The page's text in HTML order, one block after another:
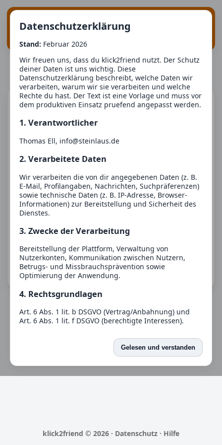
klick2friend
Registrieren
Email
Identität
Alter
Registrieren
Datenschutzerklärung
Stand: Februar 2026
Wir freuen uns, dass du klick2friend nutzt. Der Schutz
deiner Daten ist uns wichtig. Diese
Datenschutzerklärung beschreibt, welche Daten wir
verarbeiten, warum wir sie verarbeiten und welche
Rechte du hast. Der Text ist eine Vorlage und muss vor
dem produktiven Einsatz pruefend angepasst werden.
1. Verantwortlicher
Thomas Ell, info@steinlaus.de
2. Verarbeitete Daten
Wir verarbeiten die von dir angegebenen Daten (z. B.
E-Mail, Profilangaben, Nachrichten, Suchpräferenzen)
sowie technische Daten (z. B. IP-Adresse, Browser-
Informationen) zur Bereitstellung und Sicherheit des
Dienstes.
3. Zwecke der Verarbeitung
Bereitstellung der Plattform, Verwaltung von
Nutzerkonten, Kommunikation zwischen Nutzern,
Betrugs- und Missbrauchsprävention sowie
Optimierung der Anwendung.
4. Rechtsgrundlagen
Art. 6 Abs. 1 lit. b DSGVO (Vertrag/Anbahnung) und
Art. 6 Abs. 1 lit. f DSGVO (berechtigte Interessen).
Eine Weitergabe an Dritte erfolgt nur, soweit dies für
den Betrieb erforderlich ist oder eine gesetzliche
Verpflichtung besteht.
Aufbewahrungspflichten bestehen.
Gelesen und verstanden
klick2friend © 2026 · Datenschutz · Hilfe